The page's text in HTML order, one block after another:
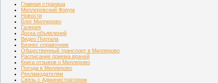
Главная страница
Миллеровский Форум
Новости
Блог Миллерово
Галерея
Доска объявлений
Видео Портала
Бизнес справочник
Общественный транспорт в Миллерово
Расписание приема врачей
Книга отзывов о Миллерово
Погода в Миллерово
Рекламодателям
Связь с Администратором